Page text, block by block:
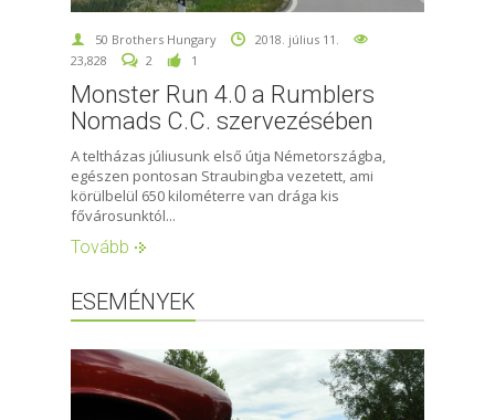
50 Brothers Hungary
2018. július 11.
23,828
2 1
Monster Run 4.0 a Rumblers
Nomads C.C. szervezésében
A teltházas júliusunk első útja Németországba,
egészen pontosan Straubingba vezetett, ami
körülbelül 650 kilométerre van drága kis
fővárosunktól...
Tovább
ESEMÉNYEK